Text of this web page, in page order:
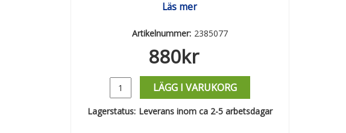
Läs mer
Artikelnummer: 2385077
880kr
LÄGG I VARUKORG
Lagerstatus: Leverans inom ca 2-5 arbetsdagar